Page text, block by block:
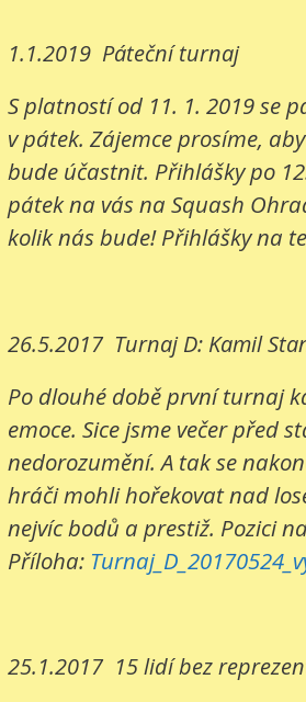
1.1.2019 Páteční turnaj
S platností od 11. 1. 2019 se
v pátek. Zájemce prosíme,
bude účastnit. Přihlášky po
pátek na vás na Squash
kolik nás bude! Přihlášky na
26.5.2017 Turnaj D: Kamil
Po dlouhé době první turnaj
emoce. Sice jsme večer před
nedorozumění. A tak se
hráči mohli hořekovat nad
nejvíc bodů a prestiž. Pozici
Příloha:
25.1.2017 15 lidí bez